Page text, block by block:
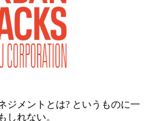
ジメントとは? というものに一
しれない。